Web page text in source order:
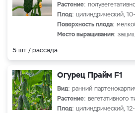
Растение:
Плод: цилиндрический,
Поверхность плода:
Место выращивания:
5 шт / рассада
Огурец Прайм F1
Вид: ранний
Растение: вегетативного
Плод: цилиндрический,